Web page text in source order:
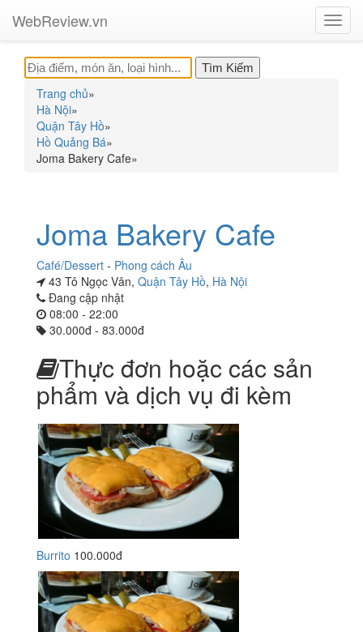
WebReview.vn
Trang chủ»
Hà Nội»
Quận Tây Hồ»
Hồ Quảng Bá»
Joma Bakery Cafe»
Joma Bakery Cafe
Café/Dessert - Phong cách Âu
43 Tô Ngọc Vân, Quận Tây Hồ, Hà Nội
Đang cập nhật
08:00 - 22:00
30.000đ - 83.000đ
Thực đơn hoặc các sản
phẩm và dịch vụ đi kèm
Burrito 100.000đ